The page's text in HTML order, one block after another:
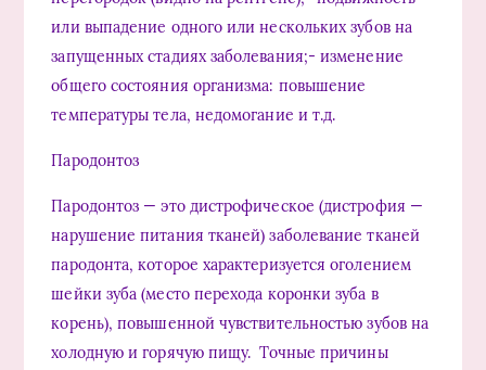
или выпадение одного или нескольких зубов на
запущенных стадиях заболевания;- изменение
общего состояния организма: повышение
температуры тела, недомогание и т.д.
Пародонтоз
Пародонтоз — это дистрофическое (дистрофия —
нарушение питания тканей) заболевание тканей
пародонта, которое характеризуется оголением
шейки зуба (место перехода коронки зуба в
корень), повышенной чувствительностью зубов на
холодную и горячую пищу. Точные причины